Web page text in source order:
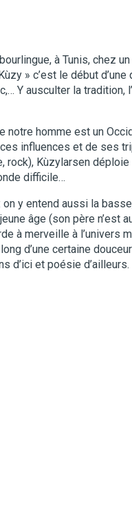
à Tunis, chez
» c’est le début
Y ausculter la tradition,
homme est un
influences et de ses
rock), Kùzylarsen
difficile…
y entend aussi la
âge (son père n’est
à merveille à l’univers
d’une certaine
d’ici et poésie d’ailleurs.